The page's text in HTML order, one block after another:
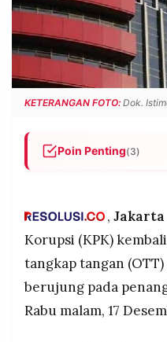
PRIVACY
POLICY
BERITA
WARGA
INFORMASI
IKLAN
KIRIM
TULISAN
PENGADUAN TERM
OF
KETERANGAN FOTO: Dok.
Poin Penting(3)
Sejumlah pihak
merupakan oknum
KPK masih
, Jakarta
Korupsi (KPK)
tangkap tangan
berujung pada
Rabu malam, 17